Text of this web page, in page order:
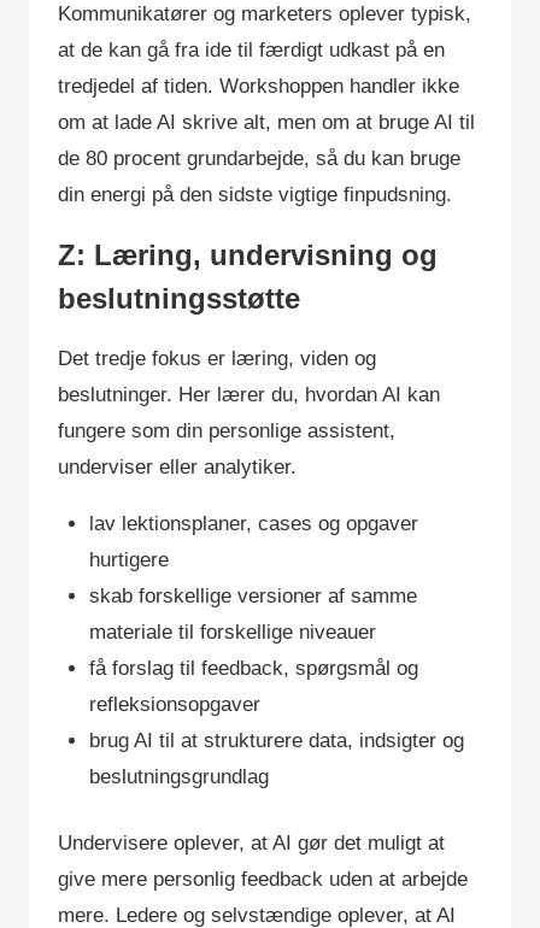
Kommunikatører og marketers oplever typisk,
at de kan gå fra ide til færdigt udkast på en
tredjedel af tiden. Workshoppen handler ikke
om at lade AI skrive alt, men om at bruge AI til
de 80 procent grundarbejde, så du kan bruge
din energi på den sidste vigtige finpudsning.
Z: Læring, undervisning og
beslutningsstøtte
Det tredje fokus er læring, viden og
beslutninger. Her lærer du, hvordan AI kan
fungere som din personlige assistent,
underviser eller analytiker.
lav lektionsplaner, cases og opgaver
hurtigere
skab forskellige versioner af samme
materiale til forskellige niveauer
få forslag til feedback, spørgsmål og
refleksionsopgaver
brug AI til at strukturere data, indsigter og
beslutningsgrundlag
Undervisere oplever, at AI gør det muligt at
give mere personlig feedback uden at arbejde
mere. Ledere og selvstændige oplever, at AI